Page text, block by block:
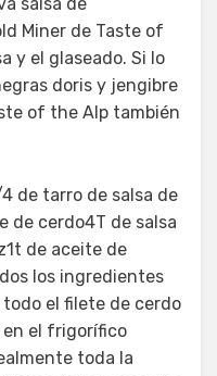
Miner de Taste of
y el glaseado. Si lo
doris y jengibre
of the Alp también
4 de tarro de salsa de
de cerdo4T de salsa
de aceite de
los ingredientes
el filete de cerdo
el frigorífico
toda la